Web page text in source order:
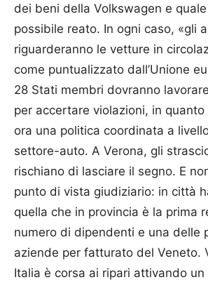
dei beni della Volkswagen e
possibile reato. In ogni caso, «gli
riguarderanno le vetture in
come puntualizzato dall’Unione
28 Stati membri dovranno
per accertare violazioni, in
ora una politica coordinata a
settore-auto. A Verona, gli
rischiano di lasciare il segno. E
punto di vista giudiziario: in città
quella che in provincia è la prima
numero di dipendenti e una delle
aziende per fatturato del Veneto.
Italia è corsa ai ripari attivando un